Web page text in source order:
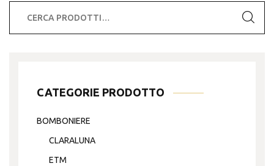
CATEGORIE PRODOTTO
BOMBONIERE
CLARALUNA
ETM